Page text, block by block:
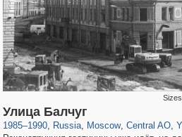
Улица Балчуг
1985–1990, Russia
1,406,506
, Moscow
319,780
, Central AO,